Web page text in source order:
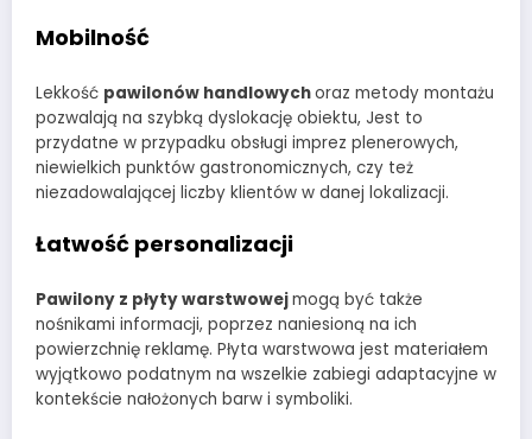
Mobilność
Lekkość pawilonów handlowychoraz metody montażu
pozwalają na szybką dyslokację obiektu, Jest to
przydatne w przypadku obsługi imprez plenerowych,
niewielkich punktów gastronomicznych, czy też
niezadowalającej liczby klientów w danej lokalizacji.
Łatwość personalizacji
Pawilony z płyty warstwowejmogą być także
nośnikami informacji, poprzez naniesioną na ich
powierzchnię reklamę. Płyta warstwowa jest materiałem
wyjątkowo podatnym na wszelkie zabiegi adaptacyjne w
kontekście nałożonych barw i symboliki.